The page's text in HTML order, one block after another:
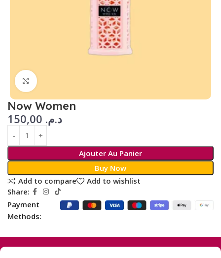
Click to enlarge
Now Women
د.م.
Ajouter Au Panier
Buy Now
Add to compare
Add to wishlist
Share:
Payment
Methods: